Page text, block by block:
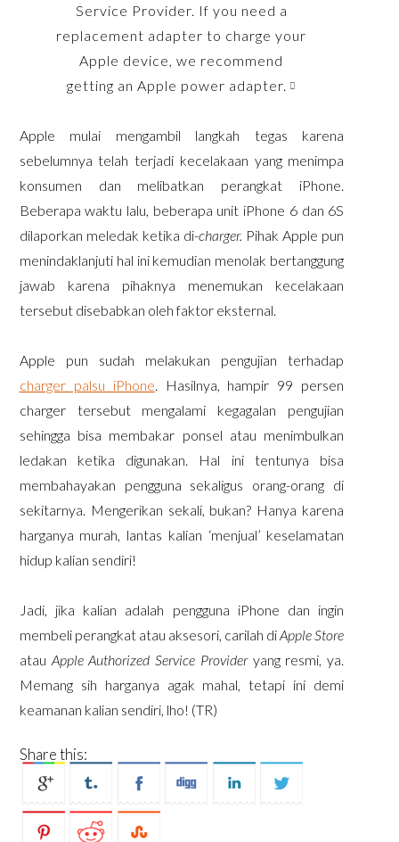
Service Provider. If you need a
replacement adapter to charge your
Apple device, we recommend
getting an Apple power adapter.
Apple mulai mengambil langkah tegas karena
sebelumnya telah terjadi kecelakaan yang menimpa
konsumen dan melibatkan perangkat iPhone.
Beberapa waktu lalu, beberapa unit iPhone 6 dan 6S
dilaporkan meledak ketika di-charger. Pihak Apple pun
menindaklanjuti hal ini kemudian menolak bertanggung
jawab karena pihaknya menemukan kecelakaan
tersebut disebabkan oleh faktor eksternal.
Apple pun sudah melakukan pengujian terhadap
charger palsu iPhone . Hasilnya, hampir 99 persen
charger tersebut mengalami kegagalan pengujian
sehingga bisa membakar ponsel atau menimbulkan
ledakan ketika digunakan. Hal ini tentunya bisa
membahayakan pengguna sekaligus orang-orang di
sekitarnya. Mengerikan sekali, bukan? Hanya karena
harganya murah, lantas kalian ‘menjual’ keselamatan
hidup kalian sendiri!
Jadi, jika kalian adalah pengguna iPhone dan ingin
membeli perangkat atau aksesori, carilah diApple Store
atau Apple Authorized Service Provideryang resmi, ya.
Memang sih harganya agak mahal, tetapi ini demi
keamanan kalian sendiri, lho! (TR)
Share this: